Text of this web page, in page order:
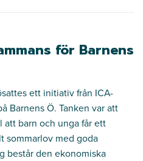
för Barnens
ett initiativ från ICA-
Barnens Ö. Tanken var att
barn och unga får ett
sommarlov med goda
består den ekonomiska